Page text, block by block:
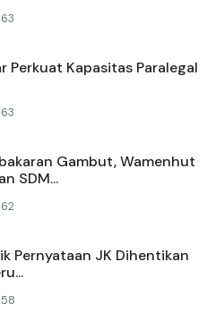
Perkuat Kapasitas Paralegal
Gambut, Wamenhut
SDM...
Pernyataan JK Dihentikan